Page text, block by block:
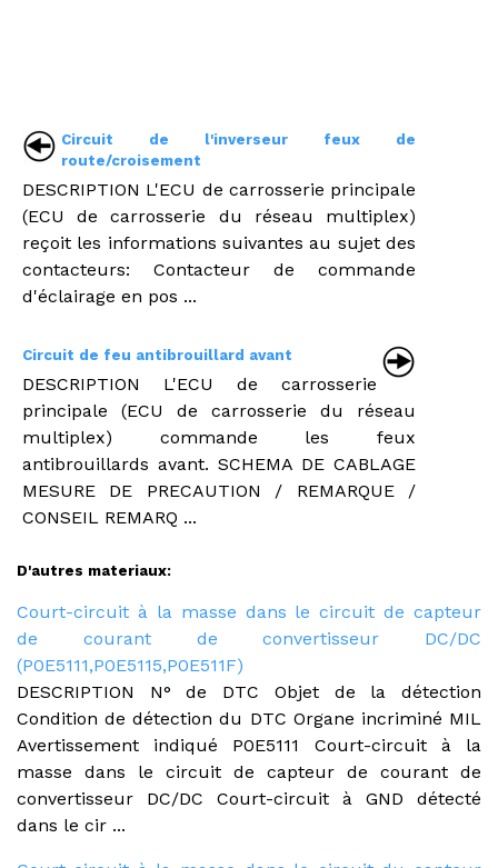
Circuit de l'inverseur feux de
route/croisement
DESCRIPTION L'ECU de carrosserie principale
(ECU de carrosserie du réseau multiplex)
reçoit les informations suivantes au sujet des
contacteurs: Contacteur de commande
d'éclairage en pos ...
Circuit de feu antibrouillard avant
DESCRIPTION L'ECU de carrosserie
principale (ECU de carrosserie du réseau
multiplex) commande les feux
antibrouillards avant. SCHEMA DE CABLAGE
MESURE DE PRECAUTION / REMARQUE /
CONSEIL REMARQ ...
D'autres materiaux:
Court-circuit à la masse dans le circuit de capteur
de courant de convertisseur DC/DC
(P0E5111,P0E5115,P0E511F)
DESCRIPTION N° de DTC Objet de la détection
Condition de détection du DTC Organe incriminé MIL
Avertissement indiqué P0E5111 Court-circuit à la
masse dans le circuit de capteur de courant de
convertisseur DC/DC Court-circuit à GND détecté
dans le cir ...